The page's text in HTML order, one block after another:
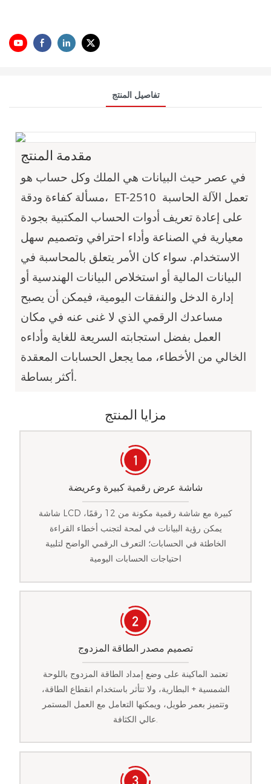
تفاصيل المنتج
مقدمة المنتج
في عصر حيث البيانات هي الملك وكل حساب هو
مسألة كفاءة ودقة، ET-2510
على إعادة تعريف أدوات الحساب المكتبية بجودة
معيارية في الصناعة وأداء احترافي وتصميم سهل
الاستخدام. سواء كان الأمر يتعلق بالمحاسبة في
البيانات المالية أو استخلاص البيانات الهندسية أو
إدارة الدخل والنفقات اليومية، فيمكن أن يصبح
مساعدك الرقمي الذي لا غنى عنه في مكان
العمل بفضل استجابته السريعة للغاية وأداءه
الخالي من الأخطاء، مما يجعل الحسابات المعقدة
أكثر بساطة.
مزايا المنتج
شاشة عرض رقمية كبيرة وعريضة
شاشة LCD كبيرة مع شاشة رقمية مكونة من 12 رقمًا،
يمكن رؤية البيانات في لمحة لتجنب أخطاء القراءة
الخاطئة في الحسابات؛ التعرف الرقمي الواضح لتلبية
احتياجات الحسابات اليومية
تصميم مصدر الطاقة المزدوج
تعتمد الماكينة على وضع إمداد الطاقة المزدوج باللوحة
الشمسية + البطارية، ولا تتأثر باستخدام انقطاع الطاقة،
وتتميز بعمر طويل، ويمكنها التعامل مع العمل المستمر
عالي الكثافة.